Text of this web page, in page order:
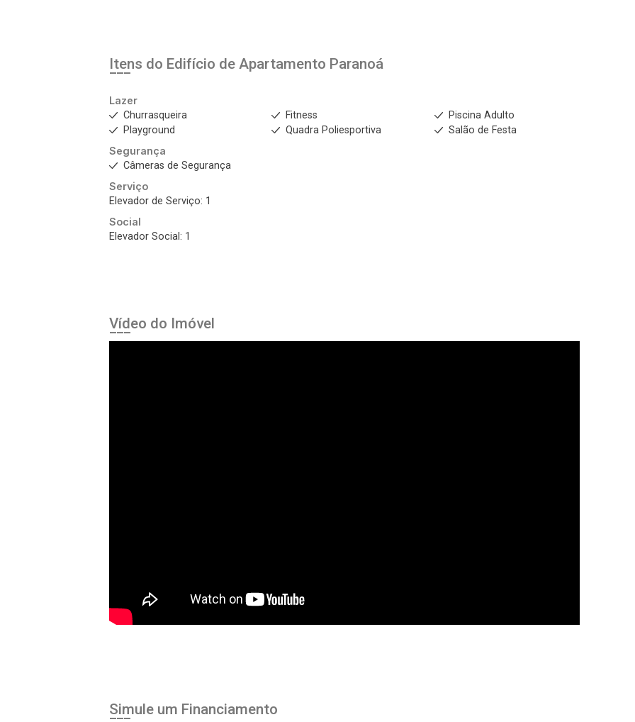
Itens do Edifício de Apartamento Paranoá
Lazer
Churrasqueira
Fitness
Piscina Adulto
Playground
Quadra Poliesportiva
Salão de Festa
Segurança
Câmeras de Segurança
Serviço
Elevador de Serviço: 1
Social
Elevador Social: 1
Vídeo do Imóvel
Simule um Financiamento